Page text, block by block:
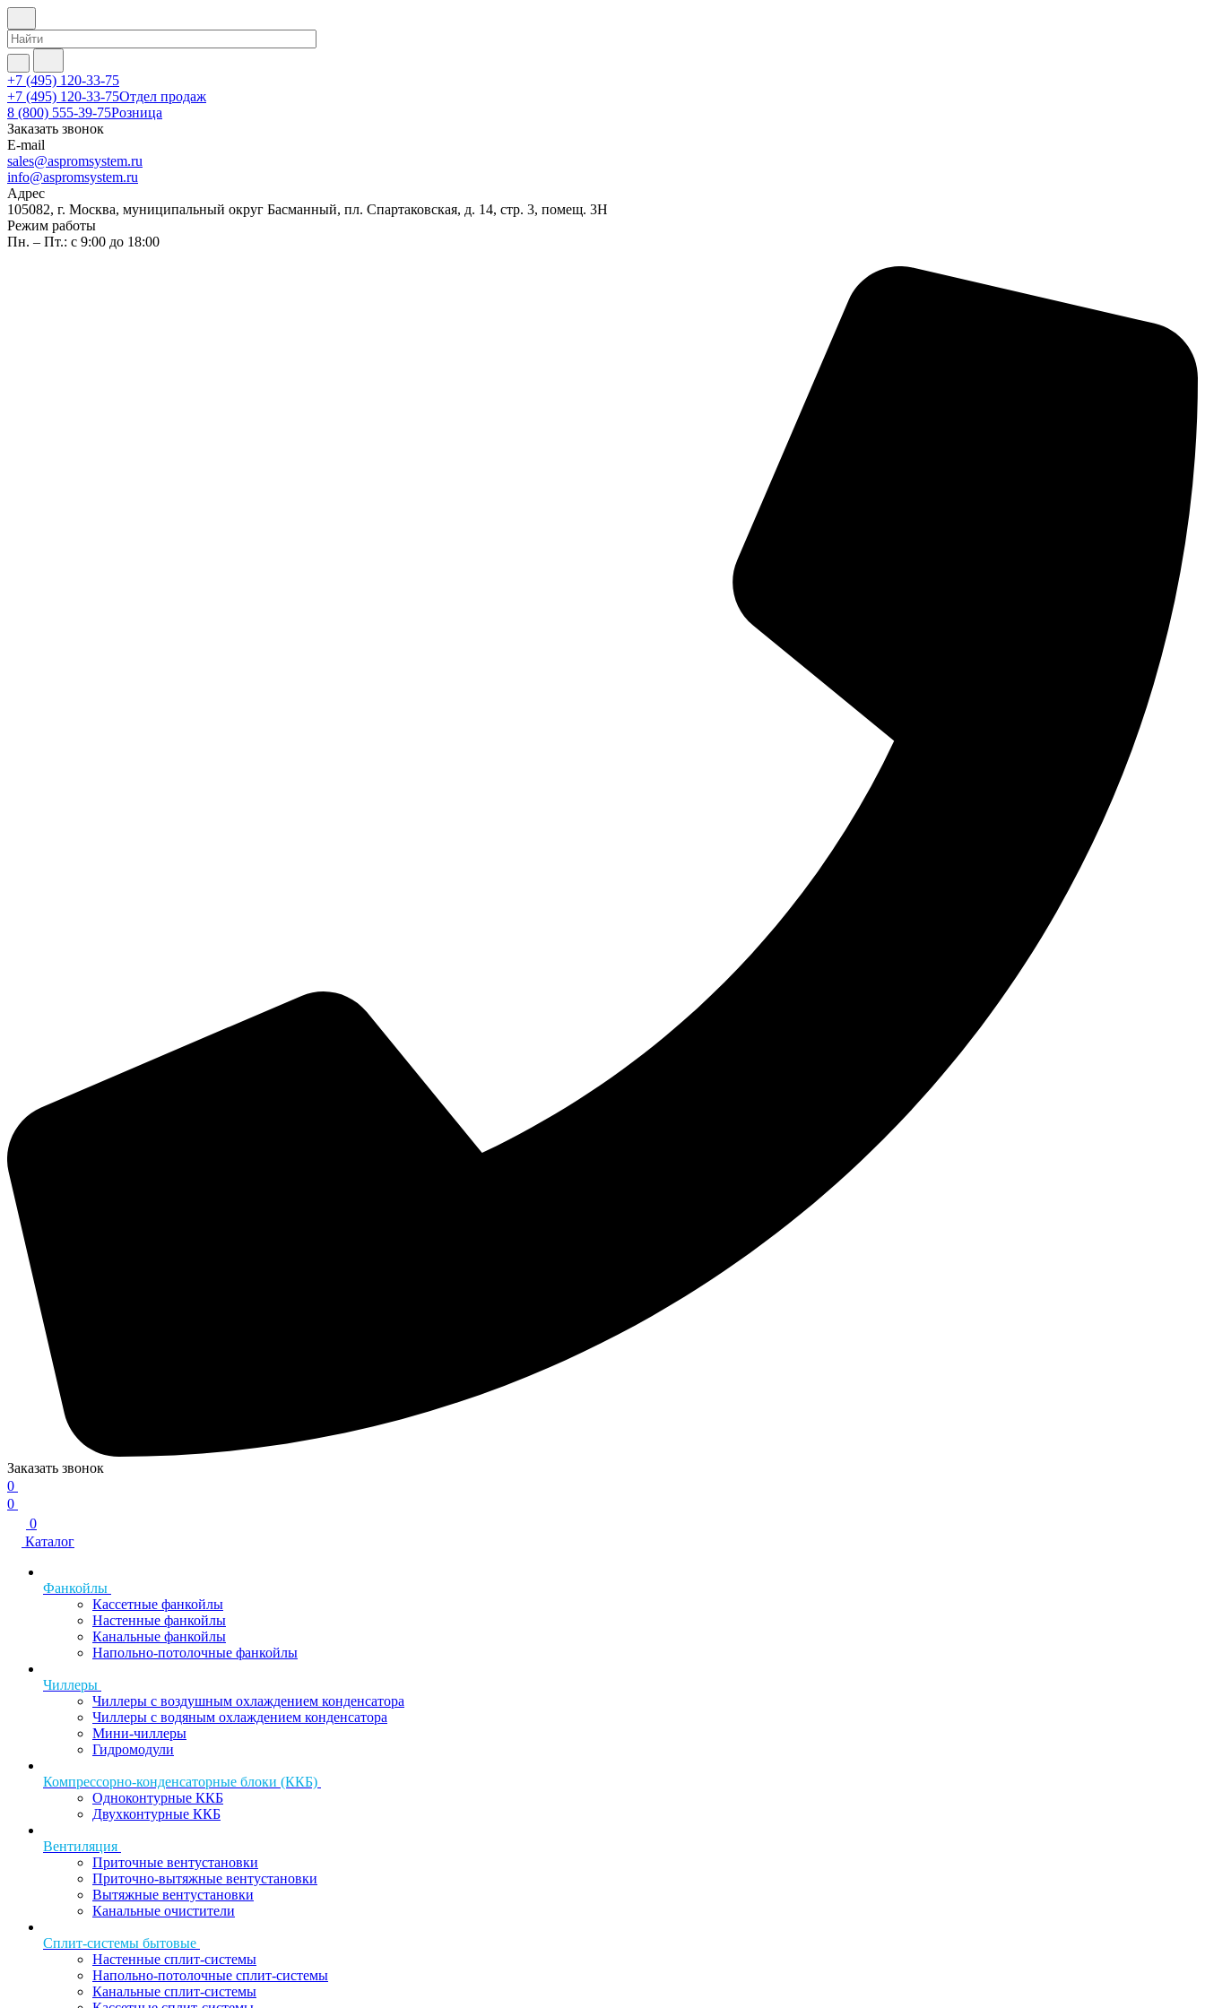
+7 (495) 120-33-75
+7 (495) 120-33-75Отдел продаж
8 (800) 555-39-75Розница
Заказать звонок
E-mail
sales@aspromsystem.ru
info@aspromsystem.ru
Адрес
105082, г. Москва, муниципальный округ Басманный, пл. Спартаковская, д. 14, стр. 3, помещ. 3Н
Режим работы
Пн. – Пт.: с 9:00 до 18:00
Заказать звонок
0
0
0
Каталог
Фанкойлы
Кассетные фанкойлы
Настенные фанкойлы
Канальные фанкойлы
Напольно-потолочные фанкойлы
Чиллеры
Чиллеры с воздушным охлаждением конденсатора
Чиллеры с водяным охлаждением конденсатора
Мини-чиллеры
Гидромодули
Компрессорно-конденсаторные блоки (ККБ)
Одноконтурные ККБ
Двухконтурные ККБ
Вентиляция
Приточные вентустановки
Приточно-вытяжные вентустановки
Вытяжные вентустановки
Канальные очистители
Сплит-системы бытовые
Настенные сплит-системы
Напольно-потолочные сплит-системы
Канальные сплит-системы